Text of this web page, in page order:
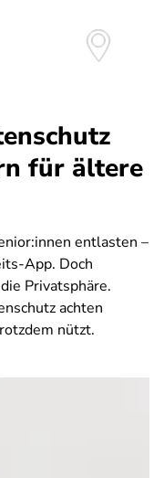
für ältere
entlasten –
App. Doch
Privatsphäre.
achten
nützt.